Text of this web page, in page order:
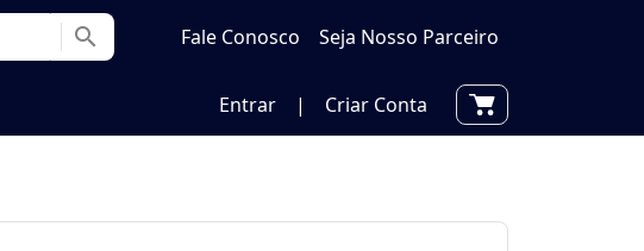
search Fale Conosco Seja Nosso Parceiro
Entrar | Criar Conta